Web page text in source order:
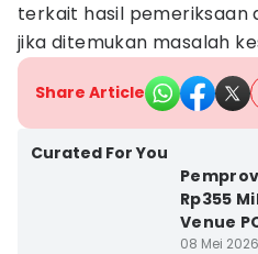
terkait hasil pemeriksaan
jika ditemukan masalah
Share Article
Curated For You
Rp355
Venue
08 Mei